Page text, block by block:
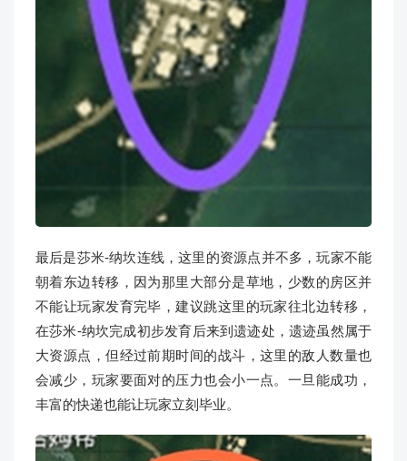
最后是莎米-纳坎连线，这里的资源点并不多，玩家不能
朝着东边转移，因为那里大部分是草地，少数的房区并
不能让玩家发育完毕，建议跳这里的玩家往北边转移，
在莎米-纳坎完成初步发育后来到遗迹处，遗迹虽然属于
大资源点，但经过前期时间的战斗，这里的敌人数量也
会减少，玩家要面对的压力也会小一点。一旦能成功，
丰富的快递也能让玩家立刻毕业。